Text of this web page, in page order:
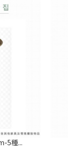
5種...